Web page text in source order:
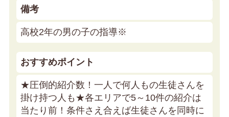
備考
高校2年の男の子の指導※
おすすめポイント
★圧倒的紹介数！一人で何人もの生徒さんを
掛け持つ人も★各エリアで5～10件の紹介は
当たり前！条件さえ合えば生徒さんを同時に